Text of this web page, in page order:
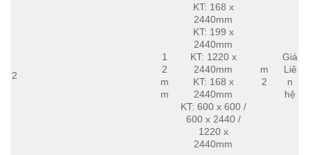
2
1
2
m
m
KT: 168 x
2440mm
KT: 199 x
2440mm
KT: 1220 x
2440mm
KT: 168 x
2440mm
KT: 600 x 600 /
600 x 2440 /
1220 x
2440mm
m
2
Giá
Liê
n
hệ